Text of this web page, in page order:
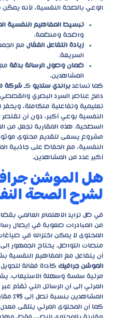
الوعي بالصحة النفسية، لأنه
تبسيط المفاهيم النفسية
واضحة ومنظمة.
زيادة التفاعل الفعّال مع
السريعة.
ضمان وصول الرسالة بدقة
المشاهدين.
كما تساعد براندي ستديو كـ شركة
دمج عناصر السرد البصري والقصصي
تعليمية وتفاعلية متكاملة،
النفسية بوعي أكبر، دون أن تقتصر
السطحية. هذه المقاربة تجعل من
مشروع يسعى لتقديم محتوى
النفسية، مع الحفاظ على جاذبية
أكبر عدد من المشاهدين.
هل الموشن
لشرح الصحة
في ظل تزايد الاهتمام العالمي
من المبادرات صعوبة في إيصال
المحتوى لا يمكن اختزاله في
منصات التواصل. يحتاج الجمهور إلى
أن يتفاعل مع المفاهيم النفسية
الموشن جرافيك كأداة فعّالة
مرئية سلسة وسهلة الاستيعاب.
المرئي إلى أن الرسائل التي تُقدَّم
المشاهدين بنسبة تصل إلى 95٪
كما أن المحتوى المرئي يتلقى